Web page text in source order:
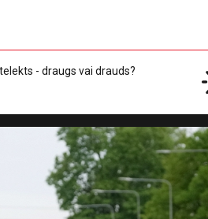
- draugs vai drauds?